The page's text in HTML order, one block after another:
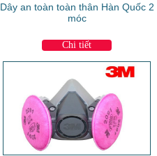
Dây an toàn toàn thân Hàn Quốc 2
móc
Chi tiết